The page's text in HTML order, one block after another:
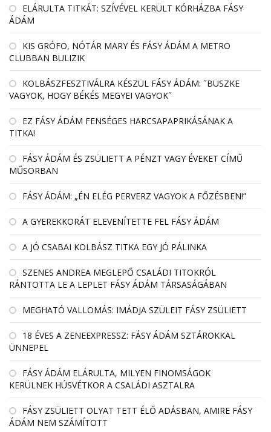
EL­ÁRULTA TIT­KÁT: SZÍ­VÉ­VEL KE­RÜLT KÓR­HÁZBA FÁSY
ÁDÁM
KIS GRÓFO, NÓTÁR MARY ÉS FÁSY ÁDÁM A METRO
CLUBBAN BULIZIK
KOLBÁSZFESZTIVÁLRA KÉSZÜL FÁSY ÁDÁM: ˝BÜSZKE
VAGYOK, HOGY BÉKÉS MEGYEI VAGYOK˝
EZ FÁSY ÁDÁM FENSÉGES HARCSAPAPRIKÁSÁNAK A
TITKA!
FÁSY ÁDÁM ÉS ZSÜLIETT A PÉNZT VAGY ÉVEKET CÍMŰ
MŰSORBAN
FÁSY ÁDÁM: „ÉN ELÉG PERVERZ VAGYOK A FŐZÉSBEN!”
A GYEREKKORÁT ELEVENÍTETTE FEL FÁSY ÁDÁM
A JÓ CSABAI KOLBÁSZ TITKA EGY JÓ PÁLINKA
SZENES ANDREA MEGLEPŐ CSALÁDI TITOKRÓL
RÁNTOTTA LE A LEPLET FÁSY ÁDÁM TÁRSASÁGÁBAN
MEGHATÓ VALLOMÁS: IMÁDJA SZÜLEIT FÁSY ZSÜLIETT
18 ÉVES A ZENEEXPRESSZ: FÁSY ÁDÁM SZTÁROKKAL
ÜNNEPEL
FÁSY ÁDÁM ELÁRULTA, MILYEN FINOMSÁGOK
KERÜLNEK HÚSVÉTKOR A CSALÁDI ASZTALRA
FÁSY ZSÜLIETT OLYAT TETT ÉLŐ ADÁSBAN, AMIRE FÁSY
ÁDÁM NEM SZÁMÍTOTT